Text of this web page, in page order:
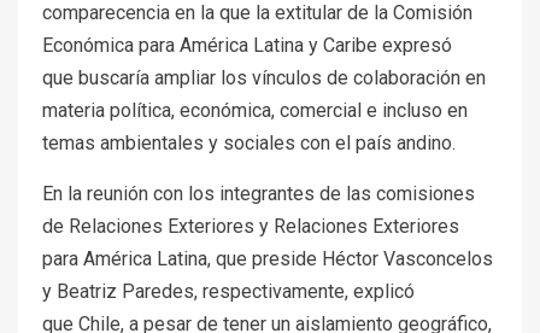
comparecencia en la que la extitular de la Comisión
Económica para América Latina y Caribe expresó
que buscaría ampliar los vínculos de colaboración en
materia política, económica, comercial e incluso en
temas ambientales y sociales con el país andino.
En la reunión con los integrantes de las comisiones
de Relaciones Exteriores y Relaciones Exteriores
para América Latina, que preside Héctor Vasconcelos
y Beatriz Paredes, respectivamente, explicó
que Chile, a pesar de tener un aislamiento geográfico,